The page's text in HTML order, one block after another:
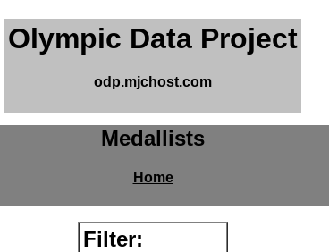
Olympic Data Project
odp.mjchost.com
Medallists
Home
Filter: